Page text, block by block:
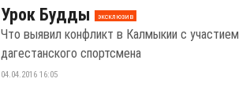
Урок Будды эксклюзив
Что выявил конфликт в Калмыкии с участием
дагестанского спортсмена
04.04.2016 16:05